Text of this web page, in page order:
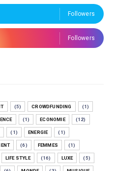
Followers
Followers
(5) CROWDFUNDING (1)
(1) ECONOMIE (12)
(1) ENERGIE (1)
(6) FEMMES (1)
LIFE STYLE (16) LUXE (5)